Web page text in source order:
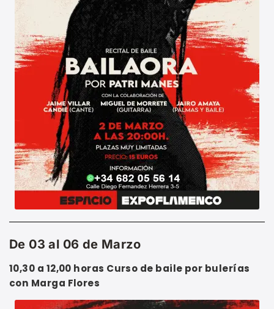
De 03 al 06 de Marzo
10,30 a 12,00 horas Curso de baile por bulerías
con Marga Flores